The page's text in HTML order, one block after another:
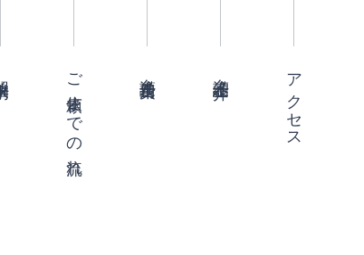
ご依頼までの流れ アクセス